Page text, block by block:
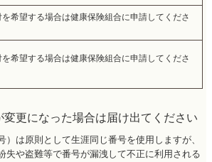
を希望する場合は健康保険組合に申請してくださ
を希望する場合は健康保険組合に申請してくださ
変更になった場合は届け出てください
）は原則として生涯同じ番号を使用しますが、
失や盗難等で番号が漏洩して不正に利用される